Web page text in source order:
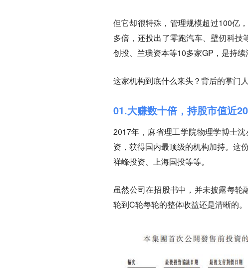
但它却很特殊，管理规模超过100亿
多倍，还投出了零跑汽车、壁仞科
创投、兰璞资本等10多家GP，是持续
这家机构到底什么来头？背后的掌门
01.大赚数十倍，持股市值近
2017年，麻省理工学院物理学博士
资，获得国内最顶级的机构加持。这
祥峰投资、上海国投等等。
虽然公司在招股书中，并未披露每
轮到C轮每轮的整体收益还是清晰的。